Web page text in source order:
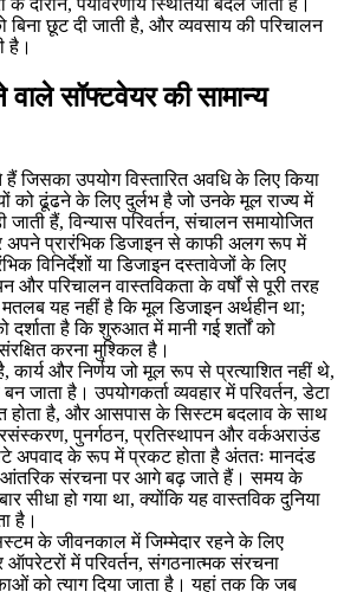
बिना छूट दी जाती है, और व्यवसाय की परिचालन
है।
सॉफ्टवेयर की सामान्य
जिसका उपयोग विस्तारित अवधि के लिए किया
को ढूंढने के लिए दुर्लभ है जो उनके मूल राज्य में
हैं, विन्यास परिवर्तन, संचालन समायोजित
अपने प्रारंभिक डिजाइन से काफी अलग रूप में
विनिर्देशों या डिजाइन दस्तावेजों के लिए
और परिचालन वास्तविकता के वर्षों से पूरी तरह
यह नहीं है कि मूल डिजाइन अर्थहीन था;
है कि शुरुआत में मानी गई शर्तों को
करना मुश्किल है।
कार्य और निर्णय जो मूल रूप से प्रत्याशित नहीं थे,
बन जाता है। उपयोगकर्ता व्यवहार में परिवर्तन, डेटा
होता है, और आसपास के सिस्टम बदलाव के साथ
पुनर्गठन, प्रतिस्थापन और वर्कअराउंड
अपवाद के रूप में प्रकट होता है अंततः मानदंड
आंतरिक संरचना पर आगे बढ़ जाते हैं। समय के
सीधा हो गया था, क्योंकि यह वास्तविक दुनिया
है।
के जीवनकाल में जिम्मेदार रहने के लिए
में परिवर्तन, संगठनात्मक संरचना
को त्याग दिया जाता है। यहां तक कि जब